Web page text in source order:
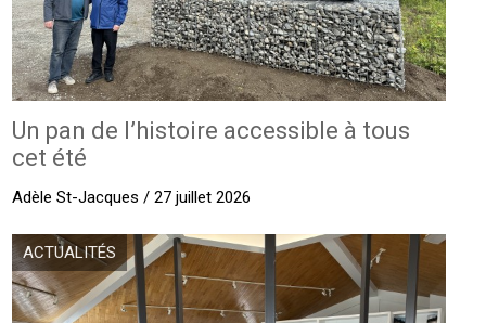
Un pan de l’histoire accessible à tous
cet été
Adèle St-Jacques / 27 juillet 2026
ACTUALITÉS